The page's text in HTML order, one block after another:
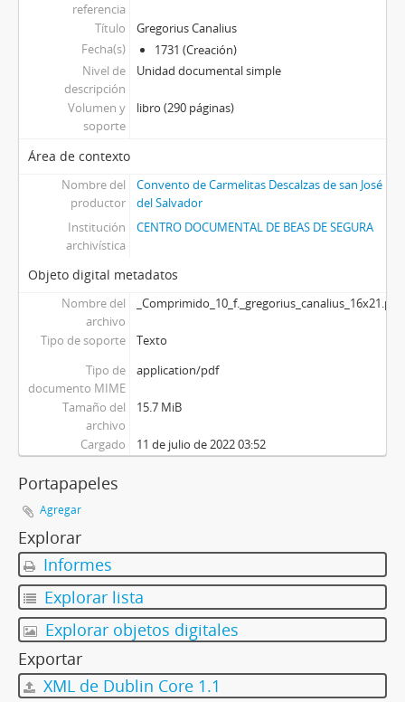
referencia
Título
Gregorius Canalius
Fecha(s)
1731 (Creación)
Nivel de
descripción
Unidad documental simple
Volumen y
soporte
libro (290 páginas)
Área de contexto
Nombre del
productor
Convento de Carmelitas Descalzas de san José
del Salvador
Institución
archivística
CENTRO DOCUMENTAL DE BEAS DE SEGURA
Objeto digital metadatos
Nombre del
archivo
_Comprimido_10_f._gregorius_canalius_16x21.pdf
Tipo de soporte
Texto
Tipo de
documento MIME
application/pdf
Tamaño del
archivo
15.7 MiB
Cargado 11 de julio de 2022 03:52
Portapapeles
Agregar
Explorar
Informes
Explorar lista
Explorar objetos digitales
Exportar
XML de Dublin Core 1.1